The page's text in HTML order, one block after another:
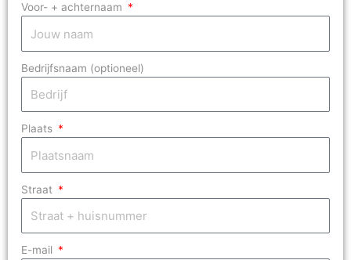
Voor- + achternaam
Bedrijfsnaam (optioneel)
Plaats
Straat
E-mail